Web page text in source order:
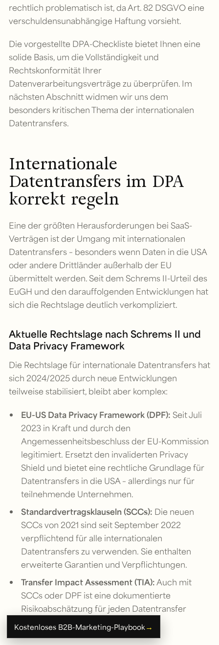
rechtlich problematisch ist, da Art. 82 DSGVO eine
verschuldensunabhängige Haftung vorsieht.
Die vorgestellte DPA-Checkliste bietet Ihnen eine
solide Basis, um die Vollständigkeit und
Rechtskonformität Ihrer
Datenverarbeitungsverträge zu überprüfen. Im
nächsten Abschnitt widmen wir uns dem
besonders kritischen Thema der internationalen
Datentransfers.
Internationale
Datentransfers im DPA
korrekt regeln
Eine der größten Herausforderungen bei SaaS-
Verträgen ist der Umgang mit internationalen
Datentransfers – besonders wenn Daten in die USA
oder andere Drittländer außerhalb der EU
übermittelt werden. Seit dem Schrems II-Urteil des
EuGH und den darauffolgenden Entwicklungen hat
sich die Rechtslage deutlich verkompliziert.
Aktuelle Rechtslage nach Schrems II und
Data Privacy Framework
Die Rechtslage für internationale Datentransfers hat
sich 2024/2025 durch neue Entwicklungen
teilweise stabilisiert, bleibt aber komplex:
EU-US Data Privacy Framework (DPF): Seit Juli
2023 in Kraft und durch den
Angemessenheitsbeschluss der EU-Kommission
legitimiert. Ersetzt den invaliderten Privacy
Shield und bietet eine rechtliche Grundlage für
Datentransfers in die USA – allerdings nur für
teilnehmende Unternehmen.
Standardvertragsklauseln (SCCs): Die neuen
SCCs von 2021 sind seit September 2022
verpflichtend für alle internationalen
Datentransfers zu verwenden. Sie enthalten
erweiterte Garantien und Verpflichtungen.
Transfer Impact Assessment (TIA):Auch mit
SCCs oder DPF ist eine dokumentierte
Risikoabschätzung für jeden Datentransfer
erforderlich.
Kostenloses B2B-Marketing-Playbook →